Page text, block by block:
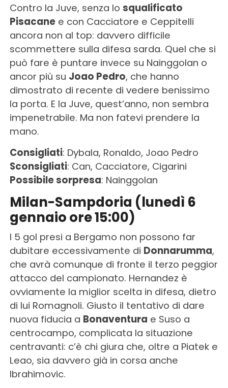
Contro la Juve, senza lo squalificato
Pisacanee con Cacciatore e Ceppitelli
ancora non al top: davvero difficile
scommettere sulla difesa sarda. Quel che si
può fare è puntare invece su Nainggolan o
ancor più su Joao Pedro, che hanno
dimostrato di recente di vedere benissimo
la porta. E la Juve, quest’anno, non sembra
impenetrabile. Ma non fatevi prendere la
mano.
Consigliati: Dybala, Ronaldo, Joao Pedro
Sconsigliati: Can, Cacciatore, Cigarini
Possibile sorpresa: Nainggolan
Milan-Sampdoria (lunedì 6
gennaio ore 15:00)
I 5 gol presi a Bergamo non possono far
dubitare eccessivamente di Donnarumma,
che avrà comunque di fronte il terzo peggior
attacco del campionato. Hernandez è
ovviamente la miglior scelta in difesa, dietro
di lui Romagnoli. Giusto il tentativo di dare
nuova fiducia a Bonaventura e Suso a
centrocampo, complicata la situazione
centravanti: c’è chi giura che, oltre a Piatek e
Leao, sia davvero già in corsa anche
Ibrahimovic.